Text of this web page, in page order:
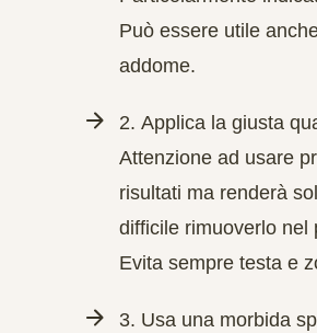
Può essere utile
addome.
2. Applica la giusta
Attenzione ad usare
risultati ma renderà
difficile rimuoverlo nel
Evita sempre testa e
3. Usa una morbida